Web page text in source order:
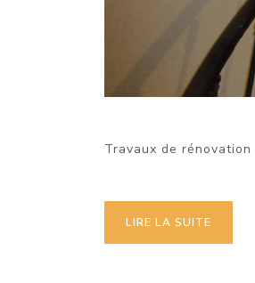
Travaux de
LIRE LA SUITE